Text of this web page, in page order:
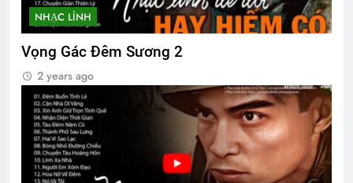
LỜI HỨA (Rabindranath Tagore)
3 Years Ago
NHẠC LÍNH
Vọng Gác Đêm Sương 2
2 years ago